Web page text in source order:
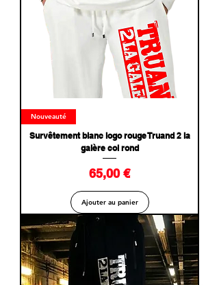
Nouveauté
Survêtement blanc logo rouge Truand 2 la
galère col rond
Prix
65,00 €
Ajouter au panier